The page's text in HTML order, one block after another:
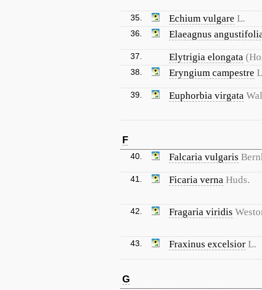
35. Echium vulgare L.
36. Elaeagnus
37. Elytrigia elongata
38. Eryngium campestre
39. Euphorbia virgata
F
40. Falcaria vulgaris
41. Ficaria verna Huds.
42. Fragaria viridis
43. Fraxinus excelsior L.
G